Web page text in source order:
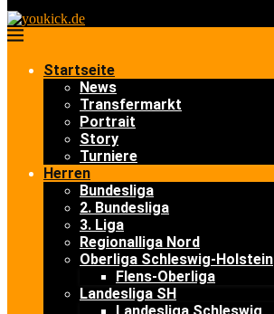
Startseite
News
Transfermarkt
Portrait
Story
Turniere
Herren
Bundesliga
2. Bundesliga
3. Liga
Regionalliga Nord
Oberliga Schleswig-Holstein
Flens-Oberliga
Landesliga SH